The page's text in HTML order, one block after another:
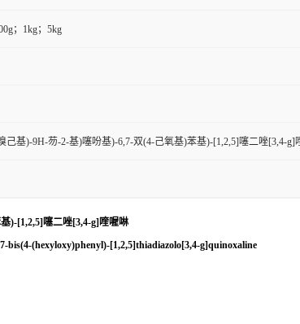
；1kg；5kg
己基)-9H-芴-2-基)噻吩基)-6,7-双(4-己氧基)苯基)-[1,2,5]噻二唑[3,4-g]
)-[1,2,5]噻二唑[3,4-g]喹喔啉
bis(4-(hexyloxy)phenyl)-[1,2,5]thiadiazolo[3,4-g]quinoxaline